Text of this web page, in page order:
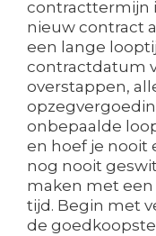
contracttermijn
nieuw contract
een lange
contractdatum
overstappen,
onbepaalde
en hoef je nooit
nog nooit
maken met
tijd. Begin met
de